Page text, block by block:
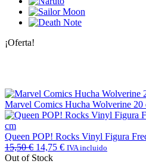
¡Oferta!
Marvel Comics Hucha Wolverine 20
Queen POP! Rocks Vinyl Figura
15,50€ 14,75 € IVA incluido
Out of Stock